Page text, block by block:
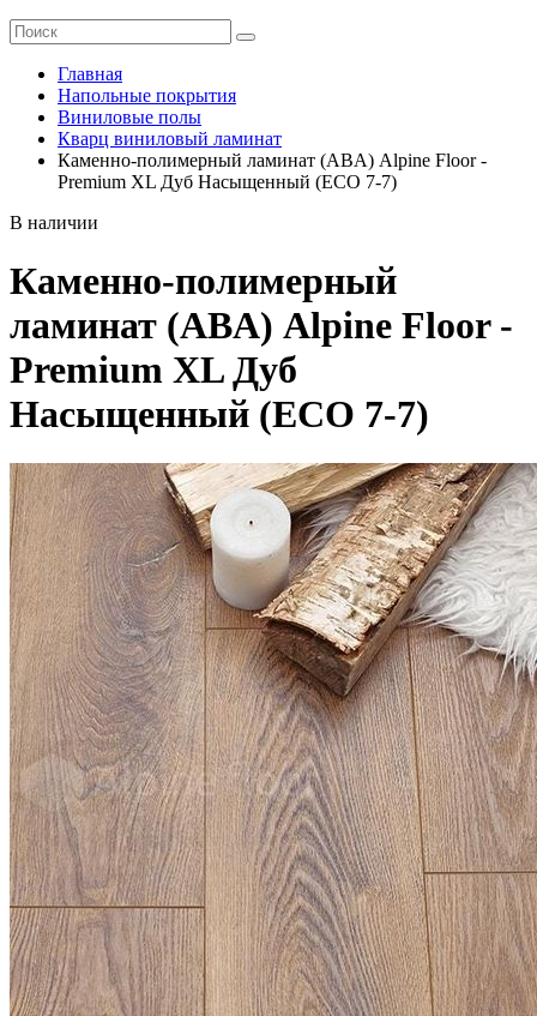
Главная
Напольные покрытия
Виниловые полы
Кварц виниловый ламинат
Каменно-полимерный ламинат (ABA) Alpine Floor -
Premium XL Дуб Насыщенный (ECO 7-7)
В наличии
Каменно-полимерный
ламинат (ABA) Alpine Floor -
Premium XL Дуб
Насыщенный (ECO 7-7)